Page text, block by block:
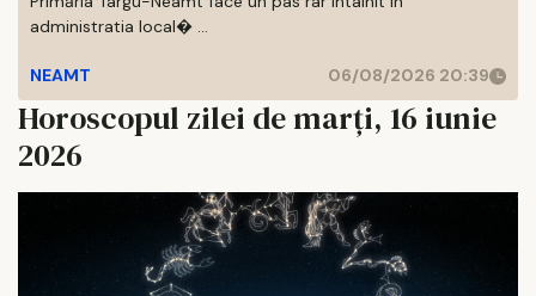
administratia local� ...
NEAMT 06/08/2026 20:39
Horoscopul zilei de marți, 16 iunie
2026